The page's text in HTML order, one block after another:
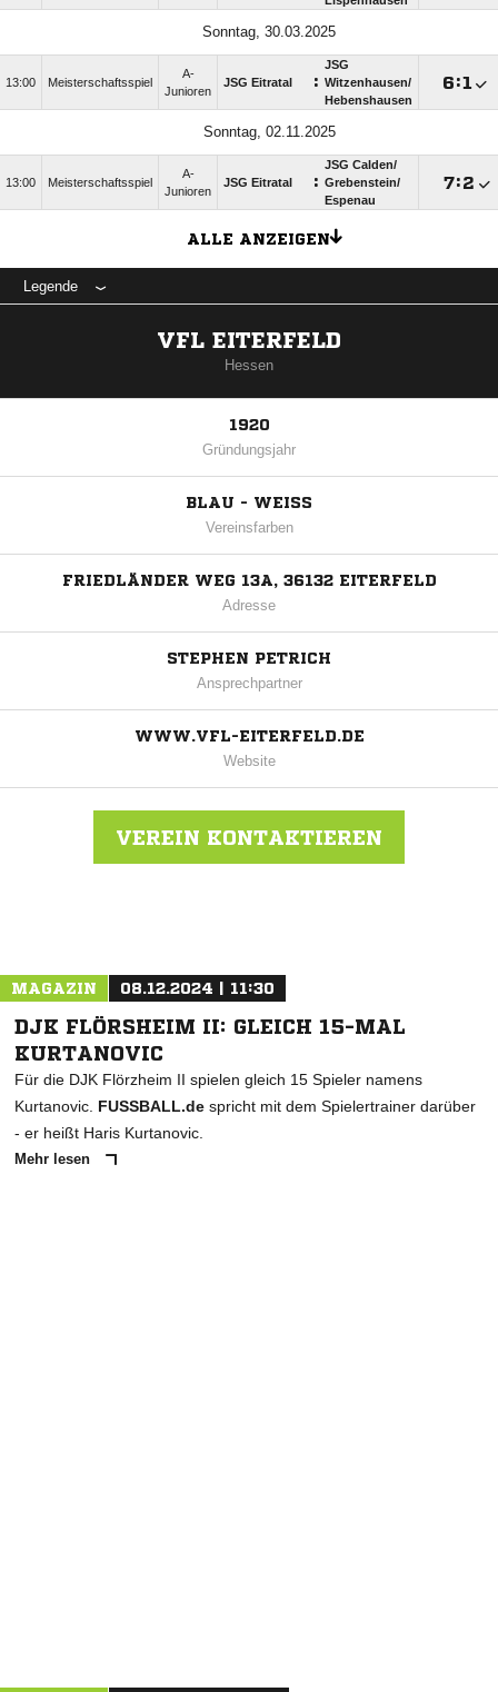
Sonntag, 30.03.2025
13:00 Meisterschaftsspiel
A-
Junioren
JSG Eitratal :
JSG
Witzenhausen/​
Hebenshausen
:
Sonntag, 02.11.2025
13:00 Meisterschaftsspiel
A-
Junioren
JSG Eitratal :
JSG Calden/​
Grebenstein/​
Espenau
:
ALLE ANZEIGEN
Legende
VFL EITERFELD
Hessen
1920
Gründungsjahr
BLAU - WEISS
Vereinsfarben
FRIEDLÄNDER WEG 13A, 36132 EITERFELD
Adresse
STEPHEN PETRICH
Ansprechpartner
WWW.VFL-EITERFELD.DE
Website
VEREIN KONTAKTIEREN
MAGAZIN 08.12.2024 | 11:30
DJK FLÖRSHEIM II: GLEICH 15-MAL
KURTANOVIC
Für die DJK Flörzheim II spielen gleich 15 Spieler namens
Kurtanovic. FUSSBALL.de spricht mit dem Spielertrainer darüber
- er heißt Haris Kurtanovic.
Mehr lesen